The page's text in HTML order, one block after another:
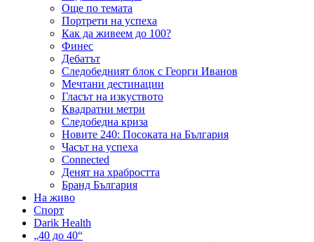
Още по темата
Портрети на успеха
Как да живеем до 100?
Финес
Дебатът
Следобедният блок с Георги Иванов
Мечтани дестинации
Гласът на изкуството
Квадратни метри
Следобедна криза
Новите 240: Посоката на България
Часът на успеха
Connected
Денят на храбростта
Бранд България
На живо
Спорт
Darik Health
„40 до 40“